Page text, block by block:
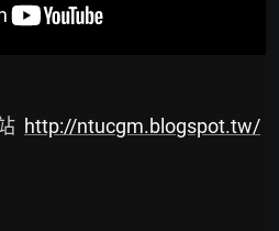
http://ntucgm.blogspot.tw/